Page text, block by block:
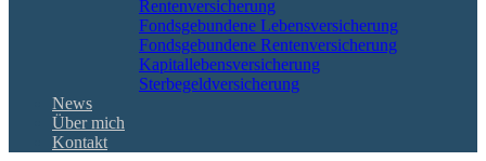
Rentenversicherung
Fondsgebundene Lebensversicherung
Fondsgebundene Rentenversicherung
Kapitallebensversicherung
Sterbegeldversicherung
News
Über mich
Kontakt